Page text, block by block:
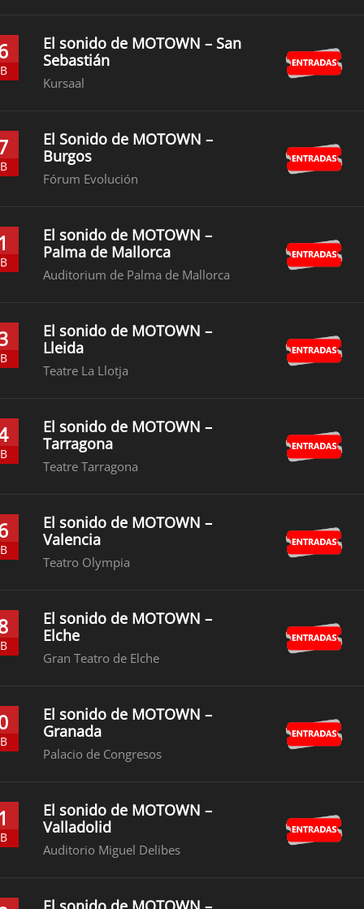
El sonido de MOTOWN – San
Sebastián
Kursaal
El Sonido de MOTOWN –
Burgos
Fórum Evolución
El sonido de MOTOWN –
Palma de Mallorca
Auditorium de Palma de Mallorca
El sonido de MOTOWN –
Lleida
Teatre La Llotja
El sonido de MOTOWN –
Tarragona
Teatre Tarragona
El sonido de MOTOWN –
Valencia
Teatro Olympia
El sonido de MOTOWN –
Elche
Gran Teatro de Elche
El sonido de MOTOWN –
Granada
Palacio de Congresos
El sonido de MOTOWN –
Valladolid
Auditorio Miguel Delibes